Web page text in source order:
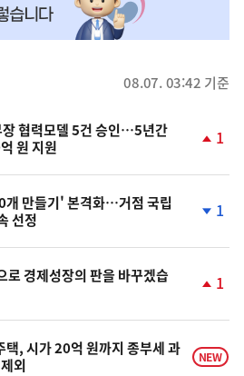
08.07. 03:42 기준
협력모델 5건 승인…5년간
원 지원
계
1
개 만들기' 본격화…거점 국립
선정
계
1
로 경제성장의 판을 바꾸겠습
계
승
1
택, 시가 20억 원까지 종부세 과
외
NEW